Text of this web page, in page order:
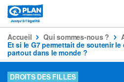
Accueil Qui sommes-nous ?
Et si le G7 permettait de soutenir
partout dans le monde ?
DROITS DES FILLES